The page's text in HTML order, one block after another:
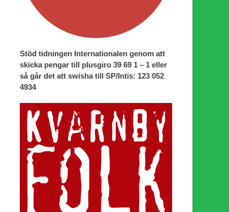
Stöd tidningen Internationalen genom att
skicka pengar till plusgiro 39 69 1 – 1 eller
så går det att swisha till SP/Intis: 123 052
4934